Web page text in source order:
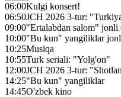
06:00Kulgi konsert!
06:50JCH 2026 3-tur:
09:00"Ertalabdan salom" jonli
10:00"Bu kun" yangiliklar
10:25Musiqa
10:55Turk seriali: "Yolg'on"
12:00JCH 2026 3-tur:
14:25"Bu kun" yangiliklar
14:45O'zbek kino